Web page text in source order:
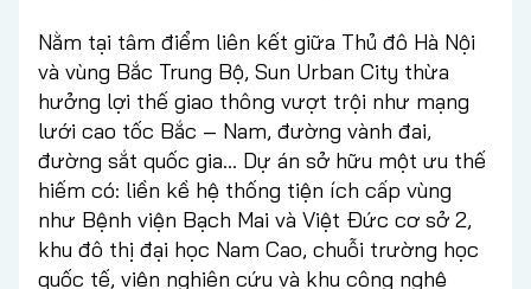
Nằm tại tâm điểm liên kết giữa Thủ đô Hà Nội
và vùng Bắc Trung Bộ, Sun Urban City thừa
hưởng lợi thế giao thông vượt trội như mạng
lưới cao tốc Bắc – Nam, đường vành đai,
đường sắt quốc gia… Dự án sở hữu một ưu thế
hiếm có: liền kề hệ thống tiện ích cấp vùng
như Bệnh viện Bạch Mai và Việt Đức cơ sở 2,
khu đô thị đại học Nam Cao, chuỗi trường học
quốc tế, viện nghiên cứu và khu công nghệ